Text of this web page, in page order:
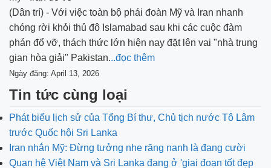
(Dân trí) - Với việc toàn bộ phái đoàn Mỹ và Iran nhanh
chóng rời khỏi thủ đô Islamabad sau khi các cuộc đàm
phán đổ vỡ, thách thức lớn hiện nay đặt lên vai "nhà trung
gian hòa giải" Pakistan...đọc thêm
Ngày đăng: April 13, 2026
Tin tức cùng loại
Phát biểu lịch sử của Tổng Bí thư, Chủ tịch nước Tô Lâm
trước Quốc hội Sri Lanka
Iran nhắn Mỹ: Đừng tưởng nhe răng nanh là đang cười
Quan hệ Việt Nam và Sri Lanka đang ở 'giai đoạn tốt đẹp